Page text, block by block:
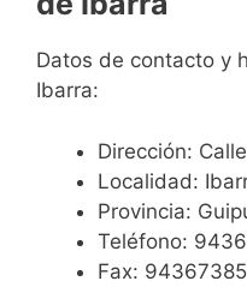
Datos de contacto y
Ibarra:
Dirección:
Localidad:
Provincia:
Teléfono:
Fax: